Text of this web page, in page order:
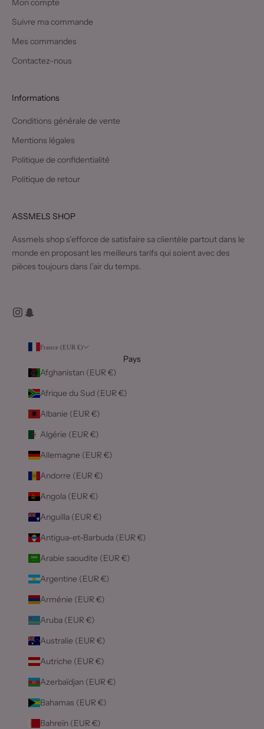
Mon compte
Suivre ma commande
Mes commandes
Contactez-nous
Informations
Conditions générale de vente
Mentions légales
Politique de confidentialité
Politique de retour
ASSMELS SHOP
Assmels shop s’efforce de satisfaire sa clientèle partout dans le
monde en proposant les meilleurs tarifs qui soient avec des
pièces toujours dans l’air du temps.
France (EUR €)
Pays
Afghanistan (EUR €)
Afrique du Sud (EUR €)
Albanie (EUR €)
Algérie (EUR €)
Allemagne (EUR €)
Andorre (EUR €)
Angola (EUR €)
Anguilla (EUR €)
Antigua-et-Barbuda (EUR €)
Arabie saoudite (EUR €)
Argentine (EUR €)
Arménie (EUR €)
Aruba (EUR €)
Australie (EUR €)
Autriche (EUR €)
Azerbaïdjan (EUR €)
Bahamas (EUR €)
Bahreïn (EUR €)